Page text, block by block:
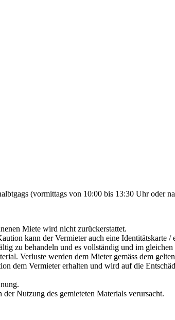
(vormittags von 10:00 bis 13:30 Uhr oder
Miete wird nicht zurückerstattet.
kann der Vermieter auch eine Identitätskarte /
zu behandeln und es vollständig und im
Verluste werden dem Mieter gemäss dem
dem Vermieter erhalten und wird auf die
Nutzung des gemieteten Materials verursacht.